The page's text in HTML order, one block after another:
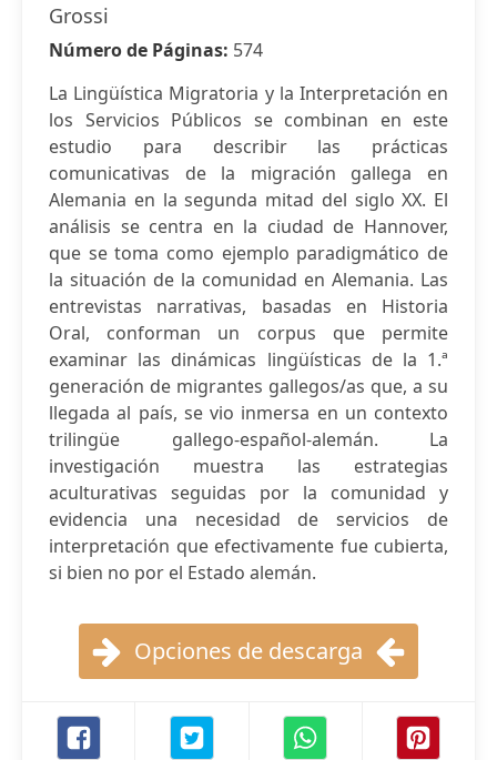
Grossi
Número de Páginas: 574
La Lingüística Migratoria y la Interpretación en
los Servicios Públicos se combinan en este
estudio para describir las prácticas
comunicativas de la migración gallega en
Alemania en la segunda mitad del siglo XX. El
análisis se centra en la ciudad de Hannover,
que se toma como ejemplo paradigmático de
la situación de la comunidad en Alemania. Las
entrevistas narrativas, basadas en Historia
Oral, conforman un corpus que permite
examinar las dinámicas lingüísticas de la 1.ª
generación de migrantes gallegos/as que, a su
llegada al país, se vio inmersa en un contexto
trilingüe gallego-español-alemán. La
investigación muestra las estrategias
aculturativas seguidas por la comunidad y
evidencia una necesidad de servicios de
interpretación que efectivamente fue cubierta,
si bien no por el Estado alemán.
Opciones de descarga